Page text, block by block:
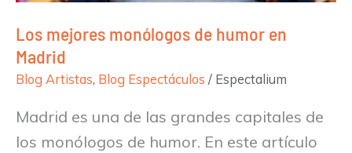
Los mejores monólogos de humor en
Madrid
Blog Artistas, Blog Espectáculos / Espectalium
Madrid es una de las grandes capitales de
los monólogos de humor. En este artículo